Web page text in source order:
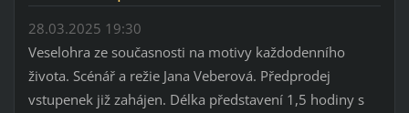
28.03.2025 19:30
Veselohra ze současnosti na motivy každodenního
života. Scénář a režie Jana Veberová. Předprodej
vstupenek již zahájen. Délka představení 1,5 hodiny s